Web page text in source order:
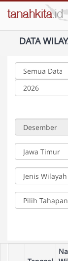
DATA